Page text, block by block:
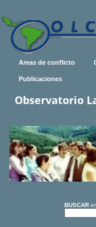
Areas de conflicto
Publicaciones
Observatorio
BUSCAR